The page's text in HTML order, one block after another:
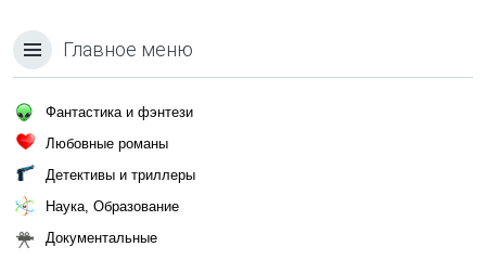
Главное меню
Фантастика и фэнтези
Любовные романы
Детективы и триллеры
Наука, Образование
Документальные